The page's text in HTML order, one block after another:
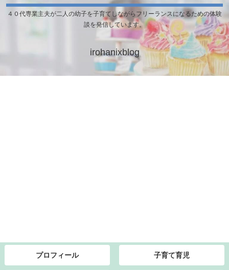
４０代専業主夫が二人の幼子を子育てしながらフリーランスになるための体験
談を発信しています。
irohanixblog
プロフィール 子育て育児